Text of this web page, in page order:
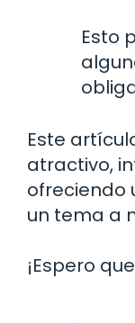
Esto
Este
atractivo,
ofreciendo
un tema a
¡Espero